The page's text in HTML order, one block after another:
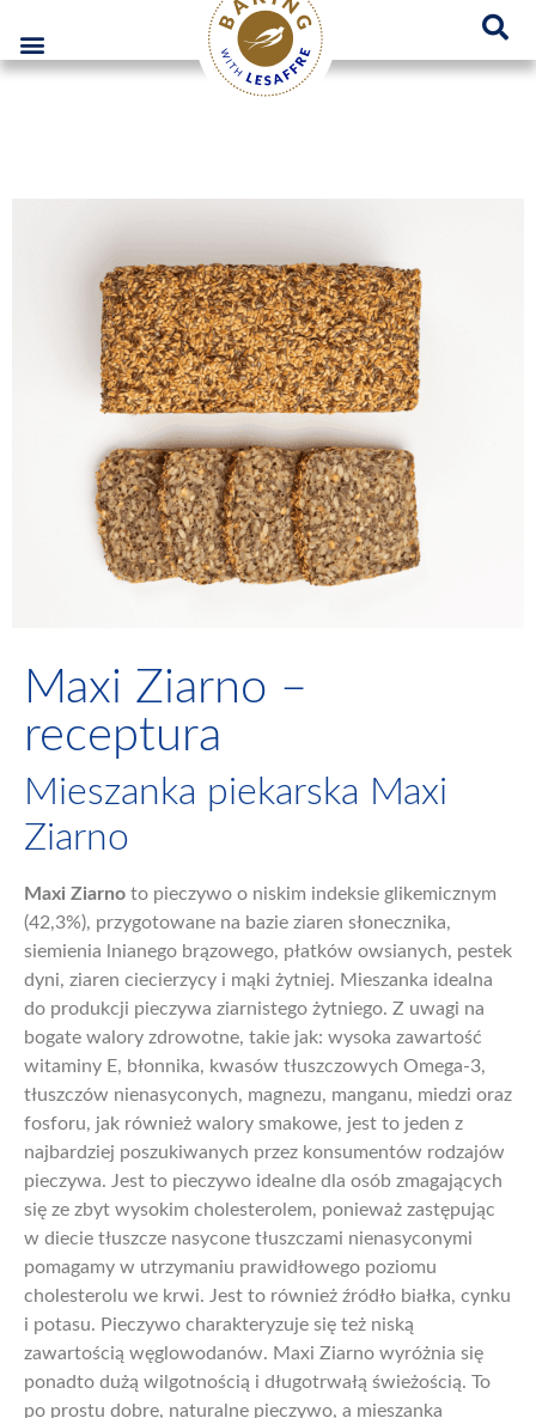
Lesaffre Polska – Miejsce innowacyjnych rozwiązań piekarniczych
GO
Maxi Ziarno –
receptura
Mieszanka piekarska Maxi
Ziarno
Maxi Ziarno to pieczywo o niskim indeksie glikemicznym
(42,3%), przygotowane na bazie ziaren słonecznika,
siemienia lnianego brązowego, płatków owsianych, pestek
dyni, ziaren ciecierzycy i mąki żytniej. Mieszanka idealna
do produkcji pieczywa ziarnistego żytniego. Z uwagi na
bogate walory zdrowotne, takie jak: wysoka zawartość
witaminy E, błonnika, kwasów tłuszczowych Omega-3,
tłuszczów nienasyconych, magnezu, manganu, miedzi oraz
fosforu, jak również walory smakowe, jest to jeden z
najbardziej poszukiwanych przez konsumentów rodzajów
pieczywa. Jest to pieczywo idealne dla osób zmagających
się ze zbyt wysokim cholesterolem, ponieważ zastępując
w diecie tłuszcze nasycone tłuszczami nienasyconymi
pomagamy w utrzymaniu prawidłowego poziomu
cholesterolu we krwi. Jest to również źródło białka, cynku
i potasu. Pieczywo charakteryzuje się też niską
zawartością węglowodanów. Maxi Ziarno wyróżnia się
ponadto dużą wilgotnością i długotrwałą świeżością. To
po prostu dobre, naturalne pieczywo, a mieszanka